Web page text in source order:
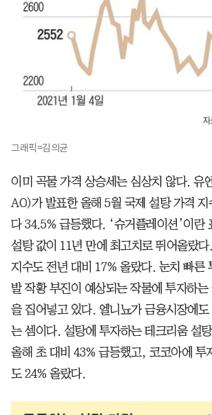
그래픽=김의균
이미 곡물 가격 상승세는 심상치 않다. 유
AO)가 발표한 올해 5월 국제 설탕 가격 지
다 34.5% 급등했다. ‘슈거플레이션’이란
설탕 값이 11년 만에 최고치로 뛰어올랐
지수도 전년 대비 17% 올랐다. 눈치 빠른
발 작황 부진이 예상되는 작물에 투자하는
을 집어넣고 있다. 엘니뇨가 금융시장에
는 셈이다. 설탕에 투자하는 테크리움 설
올해 초 대비 43% 급등했고, 코코아에 투
도 24% 올랐다.